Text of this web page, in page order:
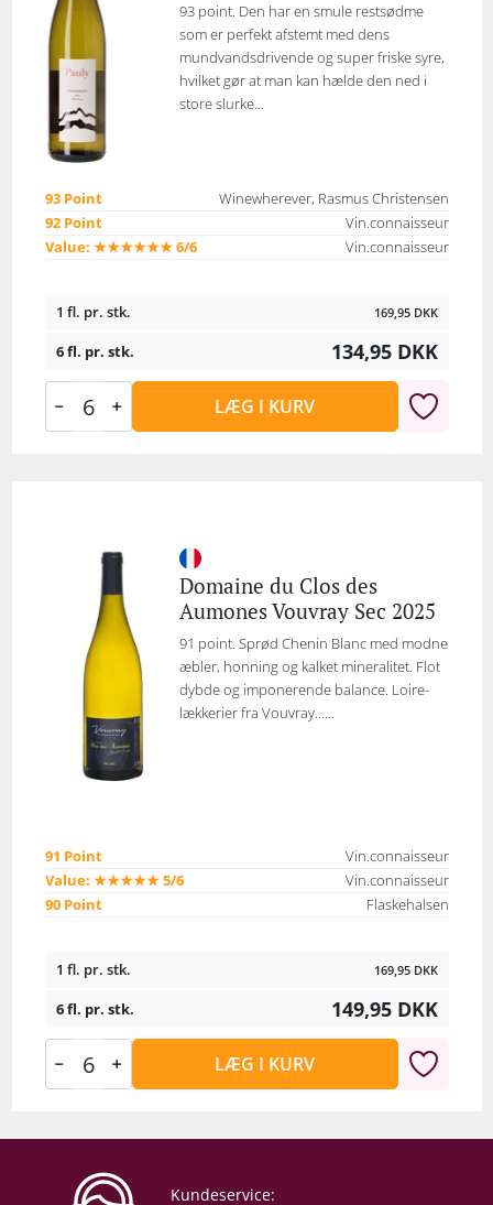
93 point. Den har en smule restsødme
som er perfekt afstemt med dens
mundvandsdrivende og super friske syre,
hvilket gør at man kan hælde den ned i
store slurke...
93 Point
Winewherever, Rasmus Christensen
92 Point
Vin.connaisseur
Value: ★★★★★★ 6/6
Vin.connaisseur
1 fl. pr. stk. 169,95 DKK
6 fl. pr. stk. 134,95 DKK
LÆG I KURV
Domaine du Clos des
Aumones Vouvray Sec 2025
91 point. Sprød Chenin Blanc med modne
æbler, honning og kalket mineralitet. Flot
dybde og imponerende balance. Loire-
lækkerier fra Vouvray…...
91 Point
Vin.connaisseur
Value: ★★★★★ 5/6
Vin.connaisseur
90 Point
Flaskehalsen
1 fl. pr. stk. 169,95 DKK
6 fl. pr. stk. 149,95 DKK
LÆG I KURV
Kundeservice: